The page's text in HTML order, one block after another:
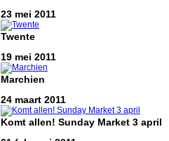
23 mei 2011
Twente
19 mei 2011
Marchien
24 maart 2011
Komt allen! Sunday Market 3 april